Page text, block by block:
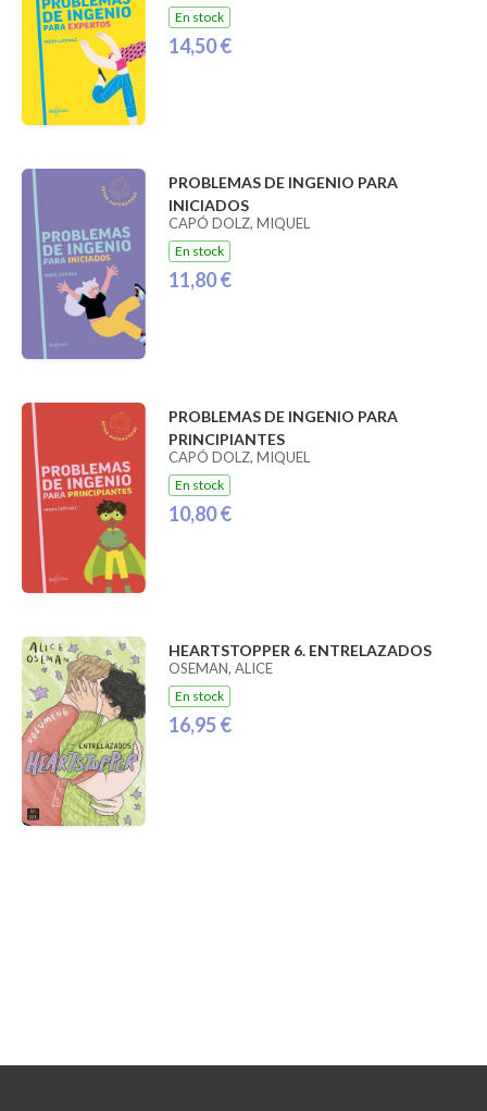
En stock
14,50 €
PROBLEMAS DE INGENIO PARA
INICIADOS
CAPÓ DOLZ, MIQUEL
En stock
11,80 €
PROBLEMAS DE INGENIO PARA
PRINCIPIANTES
CAPÓ DOLZ, MIQUEL
En stock
10,80 €
HEARTSTOPPER 6. ENTRELAZADOS
OSEMAN, ALICE
En stock
16,95 €